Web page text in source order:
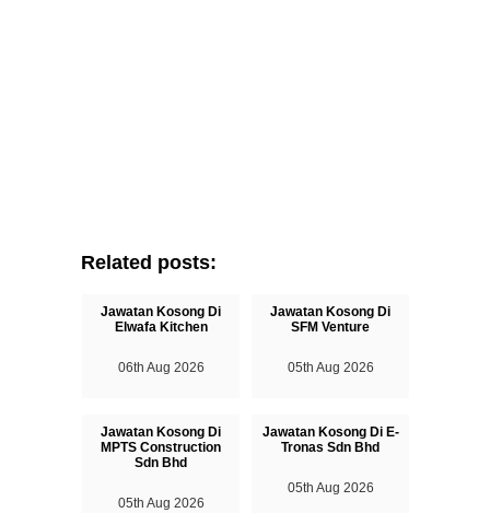
Related posts:
Jawatan Kosong Di
Elwafa Kitchen
06th Aug 2026
Jawatan Kosong Di
SFM Venture
05th Aug 2026
Jawatan Kosong Di
MPTS Construction
Sdn Bhd
05th Aug 2026
Jawatan Kosong Di E-
Tronas Sdn Bhd
05th Aug 2026